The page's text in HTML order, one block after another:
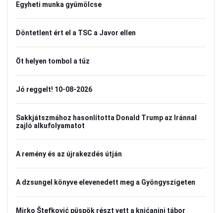
Egyheti munka gyümölcse
Döntetlent ért el a TSC a Javor ellen
Öt helyen tombol a tűz
Jó reggelt! 10-08-2026
Sakkjátszmához hasonlította Donald Trump az Iránnal
zajló alkufolyamatot
A remény és az újrakezdés útján
A dzsungel könyve elevenedett meg a Gyöngyszigeten
Mirko Štefković püspök részt vett a knićanini tábor